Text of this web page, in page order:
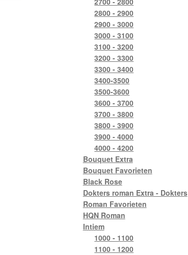
2800 - 2900
2900 - 3000
3000 - 3100
3100 - 3200
3200 - 3300
3300 - 3400
3400-3500
3500-3600
3600 - 3700
3700 - 3800
3800 - 3900
3900 - 4000
4000 - 4200
Bouquet Extra
Bouquet Favorieten
Black Rose
Dokters roman Extra - Dokters
Roman Favorieten
HQN Roman
Intiem
1000 - 1100
1100 - 1200